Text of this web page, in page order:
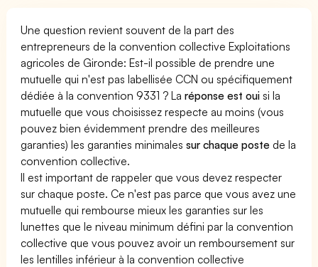
Une question revient souvent de la part des
entrepreneurs de la convention collective Exploitations
agricoles de Gironde: Est-il possible de prendre une
mutuelle qui n'est pas labellisée CCN ou spécifiquement
dédiée à la convention 9331 ? Laréponse est oui si la
mutuelle que vous choisissez respecte au moins (vous
pouvez bien évidemment prendre des meilleures
garanties) les garanties minimalessur chaque poste de la
convention collective.
Il est important de rappeler que vous devez respecter
sur chaque poste. Ce n'est pas parce que vous avez une
mutuelle qui rembourse mieux les garanties sur les
lunettes que le niveau minimum défini par la convention
collective que vous pouvez avoir un remboursement sur
les lentilles inférieur à la convention collective